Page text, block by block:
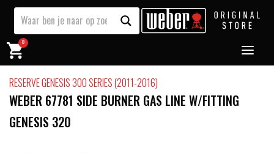
0
RESERVE GENESIS 300 SERIES (2011-2016)
WEBER 67781 SIDE BURNER GAS LINE W/FITTING
GENESIS 320